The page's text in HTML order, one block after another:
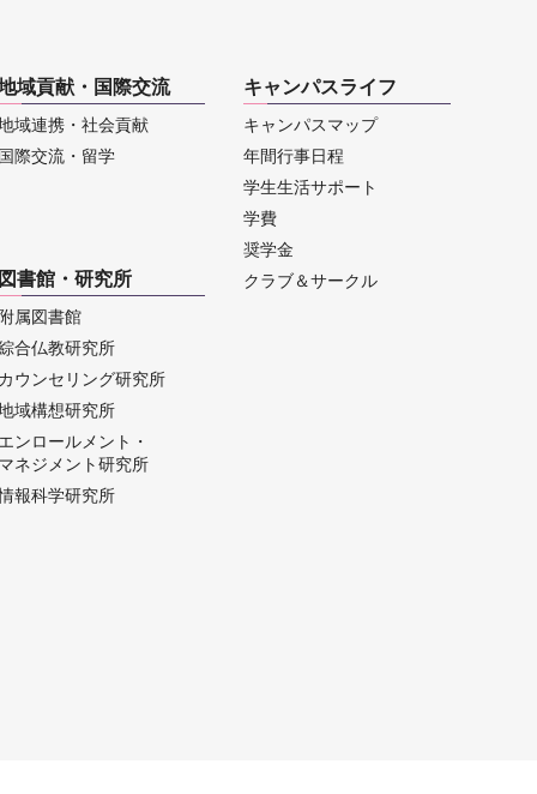
域貢献・国際交流
域連携・社会貢献
際交流・留学
キャンパスライフ
キャンパスマップ
年間行事日程
学生生活サポート
学費
奨学金
クラブ＆サークル
書館・研究所
属図書館
合仏教研究所
ウンセリング研究所
域構想研究所
ンロールメント・
ネジメント研究所
報科学研究所